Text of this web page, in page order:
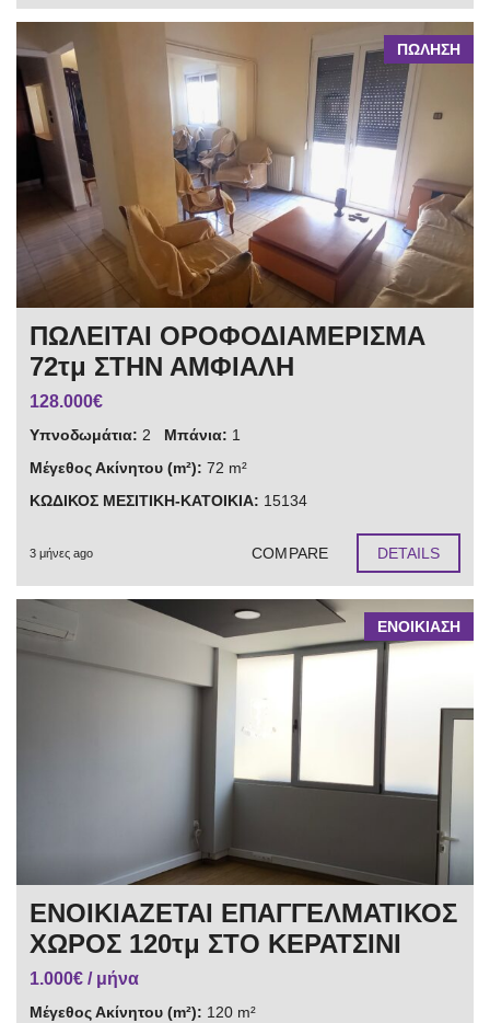
ΠΩΛΗΣΗ
ΠΩΛΕΙΤΑΙ ΟΡΟΦΟΔΙΑΜΕΡΙΣΜΑ
72τμ ΣΤΗΝ ΑΜΦΙΑΛΗ
128.000€
Υπνοδωμάτια: 2 Μπάνια: 1
Μέγεθος Ακίνητου (m²): 72 m²
ΚΩΔΙΚΟΣ ΜΕΣΙΤΙΚΗ-ΚΑΤΟΙΚΙΑ: 15134
3 μήνες ago COMPARE DETAILS
ΕΝΟΙΚΙΑΣΗ
ΕΝΟΙΚΙΑΖΕΤΑΙ ΕΠΑΓΓΕΛΜΑΤΙΚΟΣ
ΧΩΡΟΣ 120τμ ΣΤΟ ΚΕΡΑΤΣΙΝΙ
1.000€ / μήνα
Μέγεθος Ακίνητου (m²): 120 m²